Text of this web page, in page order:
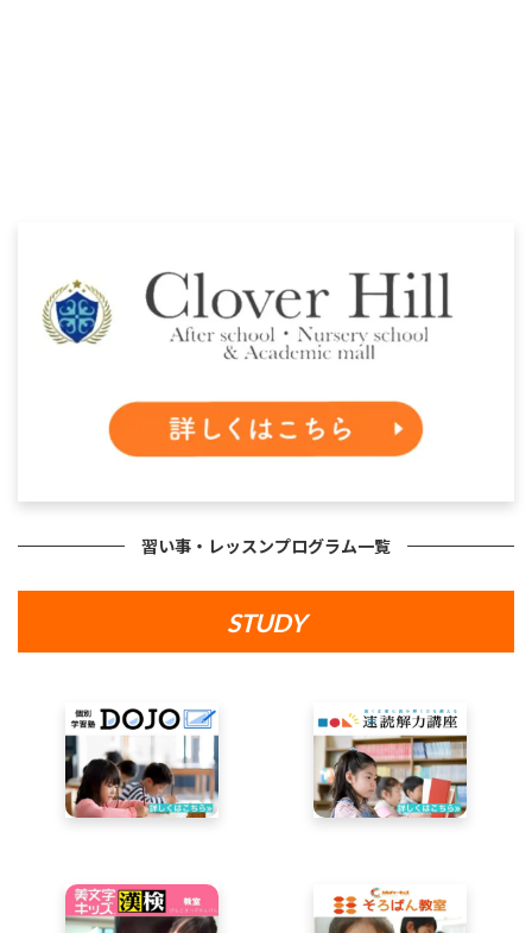
習い事・レッスンプログラム一覧
STUDY